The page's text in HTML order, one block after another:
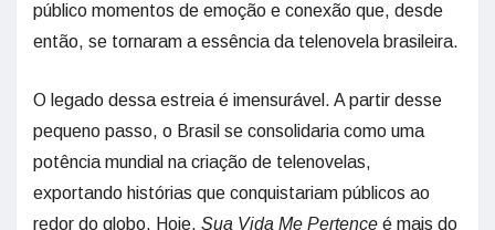
público momentos de emoção e conexão que, desde
então, se tornaram a essência da telenovela brasileira.
O legado dessa estreia é imensurável. A partir desse
pequeno passo, o Brasil se consolidaria como uma
potência mundial na criação de telenovelas,
exportando histórias que conquistariam públicos ao
redor do globo. Hoje, Sua Vida Me Pertence é mais do